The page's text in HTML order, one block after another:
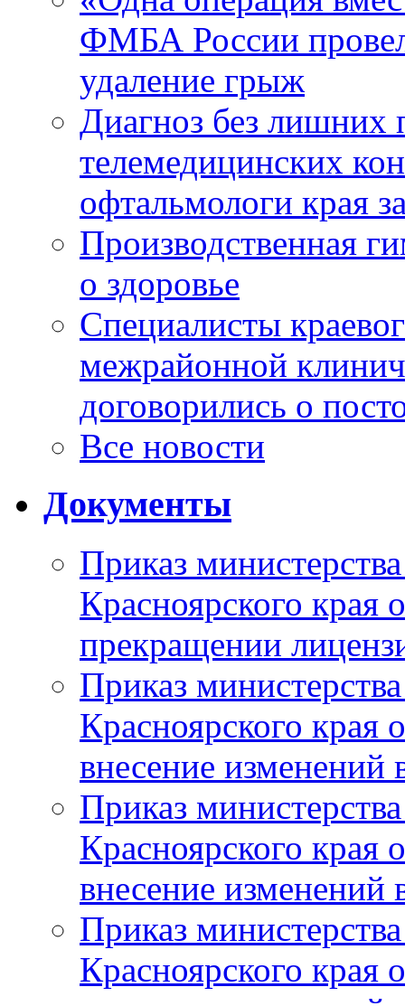
ФМБА России
удаление грыж
Диагноз без лишних
телемедицинских
офтальмологи края
Производственная
о здоровье
Специалисты
межрайонной
договорились о
Все новости
Документы
Приказ
Красноярского
прекращении
Приказ
Красноярского
внесение изменений
Приказ
Красноярского
внесение изменений
Приказ
Красноярского